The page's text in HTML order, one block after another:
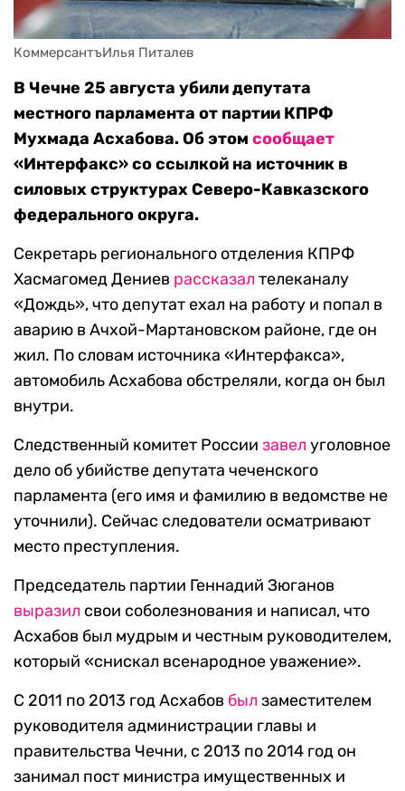
КоммерсантъИлья Питалев
В Чечне 25 августа убили депутата
местного парламента от партии КПРФ
Мухмада Асхабова. Об этом сообщает
«Интерфакс» со ссылкой на источник в
силовых структурах Северо-Кавказского
федерального округа.
Секретарь регионального отделения КПРФ
Хасмагомед Дениев рассказал телеканалу
«Дождь», что депутат ехал на работу и попал в
аварию в Ачхой-Мартановском районе, где он
жил. По словам источника «Интерфакса»,
автомобиль Асхабова обстреляли, когда он был
внутри.
Следственный комитет России завел уголовное
дело об убийстве депутата чеченского
парламента (его имя и фамилию в ведомстве не
уточнили). Сейчас следователи осматривают
место преступления.
Председатель партии Геннадий Зюганов
выразил свои соболезнования и написал, что
Асхабов был мудрым и честным руководителем,
который «снискал всенародное уважение».
С 2011 по 2013 год Асхабов был заместителем
руководителя администрации главы и
правительства Чечни, с 2013 по 2014 год он
занимал пост министра имущественных и